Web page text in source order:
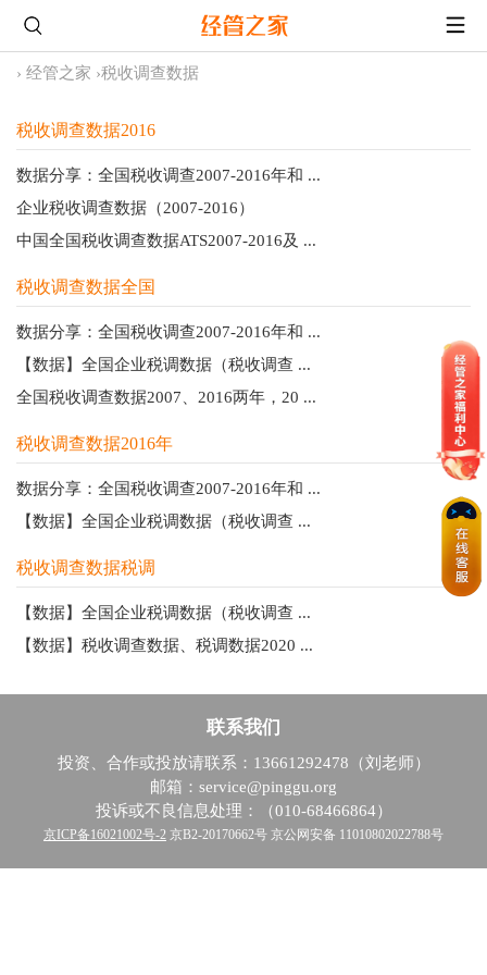
› 经管之家 ›税收调查数据
税收调查数据2016
数据分享：全国税收调查2007-2016年和 ...
企业税收调查数据（2007-2016）
中国全国税收调查数据ATS2007-2016及 ...
税收调查数据全国
数据分享：全国税收调查2007-2016年和 ...
【数据】全国企业税调数据（税收调查 ...
全国税收调查数据2007、2016两年，20 ...
税收调查数据2016年
数据分享：全国税收调查2007-2016年和 ...
【数据】全国企业税调数据（税收调查 ...
税收调查数据税调
【数据】全国企业税调数据（税收调查 ...
【数据】税收调查数据、税调数据2020 ...
联系我们
投资、合作或投放请联系：13661292478（刘老师）
邮箱：service@pinggu.org
投诉或不良信息处理：（010-68466864）
京ICP备16021002号-2 京B2-20170662号 京公网安备 11010802022788号